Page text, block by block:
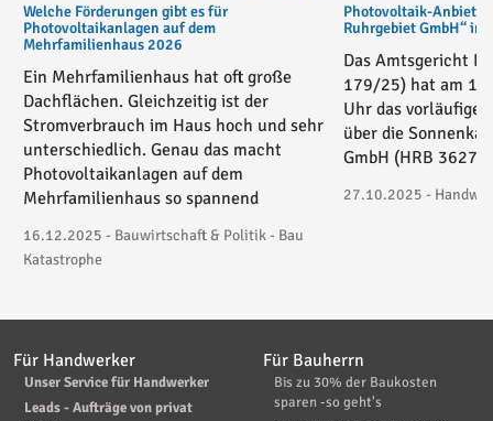
Welche Förderungen gibt es für
Photovoltaikanlagen auf dem
Mehrfamilienhaus 2026
Ein Mehrfamilienhaus hat oft große
Dachflächen. Gleichzeitig ist der
Stromverbrauch im Haus hoch und sehr
unterschiedlich. Genau das macht
Photovoltaikanlagen auf dem
Mehrfamilienhaus so spannend
16.12.2025 - Bauwirtschaft & Politik - Bau
Katastrophe
Photovoltaik-Anbieter
Ruhrgebiet GmbH“ in
Das Amtsgericht
179/25) hat am
Uhr das vorläufige
über die
GmbH (HRB
27.10.2025 -
Für Handwerker
Unser Service für Handwerker
Leads - Aufträge von privat
Für Bauherrn
Bis zu 30% der Baukosten
sparen -so geht's